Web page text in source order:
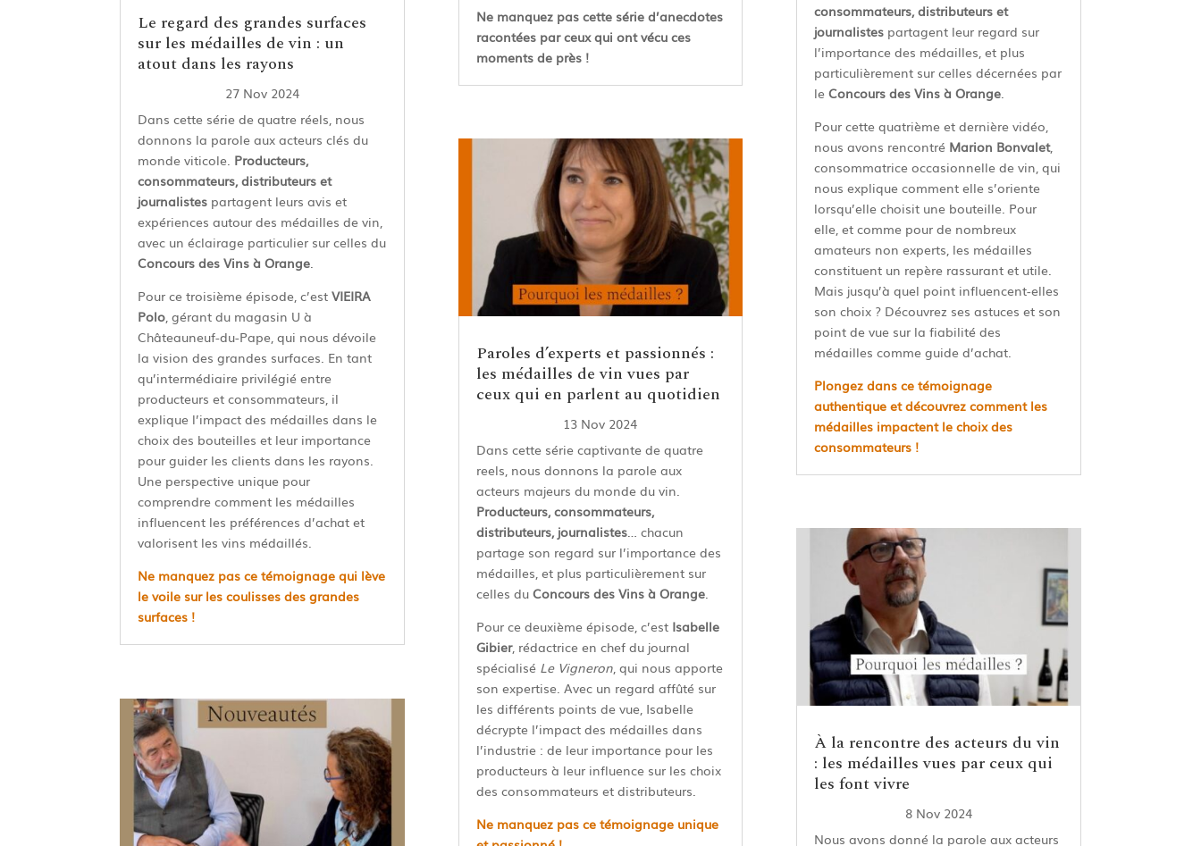
Le regard des grandes surfaces
sur les médailles de vin : un
atout dans les rayons
27 Nov 2024
Dans cette série de quatre réels, nous
donnons la parole aux acteurs clés du
monde viticole. Producteurs,
consommateurs, distributeurs et
journalistes partagent leurs avis et
expériences autour des médailles de vin,
avec un éclairage particulier sur celles du
Concours des Vins à Orange.
Pour ce troisième épisode, c’estVIEIRA
Polo, gérant du magasin U à
Châteauneuf-du-Pape, qui nous dévoile
la vision des grandes surfaces. En tant
qu’intermédiaire privilégié entre
producteurs et consommateurs, il
explique l’impact des médailles dans le
choix des bouteilles et leur importance
pour guider les clients dans les rayons.
Une perspective unique pour
comprendre comment les médailles
influencent les préférences d’achat et
valorisent les vins médaillés.
Ne manquez pas ce témoignage qui lève
le voile sur les coulisses des grandes
surfaces !
Ne manquez pas cette série d’anecdotes
racontées par ceux qui ont vécu ces
moments de près !
Paroles d’experts et passionnés :
les médailles de vin vues par
ceux qui en parlent au quotidien
13 Nov 2024
Dans cette série captivante de quatre
reels, nous donnons la parole aux
acteurs majeurs du monde du vin.
Producteurs, consommateurs,
distributeurs, journalistes… chacun
partage son regard sur l’importance des
médailles, et plus particulièrement sur
celles du Concours des Vins à Orange.
Pour ce deuxième épisode, c’est Isabelle
Gibier, rédactrice en chef du journal
spécialisé Le Vigneron, qui nous apporte
son expertise. Avec un regard affûté sur
les différents points de vue, Isabelle
décrypte l’impact des médailles dans
l’industrie : de leur importance pour les
producteurs à leur influence sur les choix
des consommateurs et distributeurs.
Ne manquez pas ce témoignage unique
consommateurs, distributeurs et
journalistespartagent leur regard sur
l’importance des médailles, et plus
particulièrement sur celles décernées par
le Concours des Vins à Orange.
Pour cette quatrième et dernière vidéo,
nous avons rencontré Marion Bonvalet,
consommatrice occasionnelle de vin, qui
nous explique comment elle s’oriente
lorsqu’elle choisit une bouteille. Pour
elle, et comme pour de nombreux
amateurs non experts, les médailles
constituent un repère rassurant et utile.
Mais jusqu’à quel point influencent-elles
son choix ? Découvrez ses astuces et son
point de vue sur la fiabilité des
médailles comme guide d’achat.
Plongez dans ce témoignage
authentique et découvrez comment les
médailles impactent le choix des
consommateurs !
À la rencontre des acteurs du vin
: les médailles vues par ceux qui
les font vivre
8 Nov 2024
Nous avons donné la parole aux acteurs